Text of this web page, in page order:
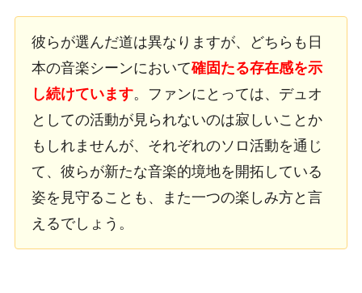
彼らが選んだ道は異なりますが、どちらも日
本の音楽シーンにおいて確固たる存在感を示
し続けています。ファンにとっては、デュオ
としての活動が見られないのは寂しいことか
もしれませんが、それぞれのソロ活動を通じ
て、彼らが新たな音楽的境地を開拓している
姿を見守ることも、また一つの楽しみ方と言
えるでしょう。